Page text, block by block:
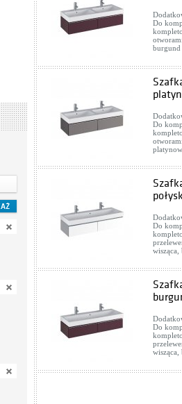
Do
burgund
Do
Do
wisząca,
Do
wisząca,